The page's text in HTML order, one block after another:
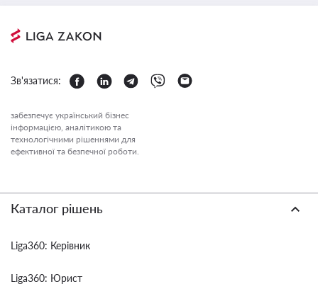
Зв'язатися:
забезпечує український бізнес
інформацією, аналітикою та
технологічними рішеннями для
ефективної та безпечної роботи.
Каталог рішень
Liga360: Керівник
Liga360: Юрист